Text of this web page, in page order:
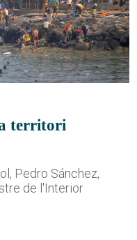
territori
Pedro Sánchez,
de l'Interior